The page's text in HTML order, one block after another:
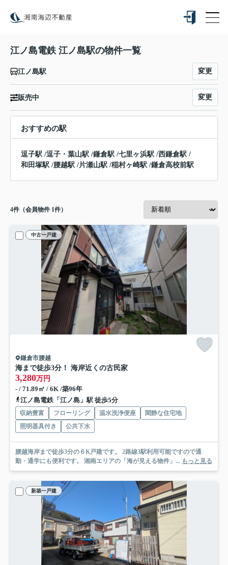
江ノ島電鉄 江ノ島駅の物件一覧
江ノ島駅 変更
販売中 変更
おすすめの駅
逗子駅 /逗子・葉山駅 /鎌倉駅 /七里ヶ浜駅 /西鎌倉駅 /
和田塚駅 /腰越駅 /片瀬山駅 /稲村ヶ崎駅 /鎌倉高校前駅
4件（会員物件 1件）
中古一戸建
鎌倉市腰越
海まで徒歩3分！ 海岸近くの古民家
3,280万円
- / 71.89㎡ / 6K /築96年
江ノ島電鉄「江ノ島」駅 徒歩5分
収納豊富 フローリング 温水洗浄便座
閑静な住宅地
照明器具付き
公共下水
腰越海岸まで徒歩3分の６K戸建です。 2路線3駅利用可能ですので通
勤・通学にも便利です。 湘南エリアの「海が見える物件」... もっと見る
新築一戸建